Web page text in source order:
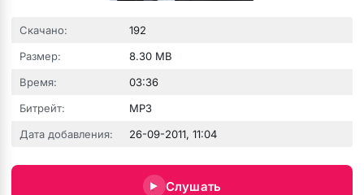
Скачано:
192
Размер:
8.30 MB
Время:
03:36
Битрейт:
MP3
Дата добавления:
26-09-2011, 11:04
Слушать